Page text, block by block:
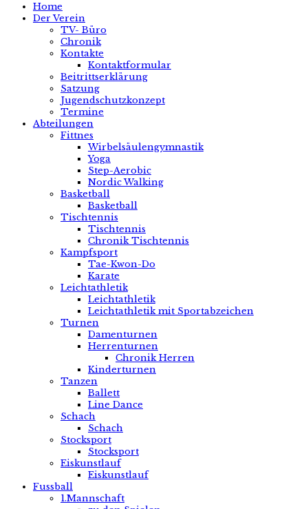
Home
Der Verein
TV- Büro
Chronik
Kontakte
Kontaktformular
Beitrittserklärung
Satzung
Jugendschutzkonzept
Termine
Abteilungen
Fittnes
Wirbelsäulengymnastik
Yoga
Step-Aerobic
Nordic Walking
Basketball
Basketball
Tischtennis
Tischtennis
Chronik Tischtennis
Kampfsport
Tae-Kwon-Do
Karate
Leichtathletik
Leichtathletik
Leichtathletik mit Sportabzeichen
Turnen
Damenturnen
Herrenturnen
Chronik Herren
Kinderturnen
Tanzen
Ballett
Line Dance
Schach
Schach
Stocksport
Stocksport
Eiskunstlauf
Eiskunstlauf
Fussball
1.Mannschaft